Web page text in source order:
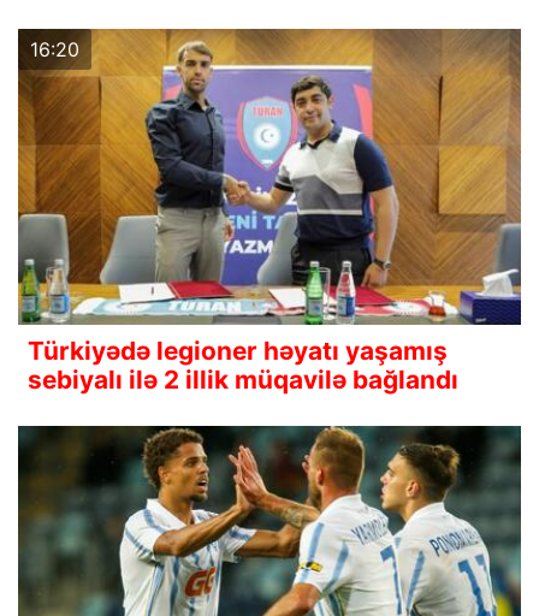
16:20
Türkiyədə legioner həyatı yaşamış
sebiyalı ilə 2 illik müqavilə bağlandı